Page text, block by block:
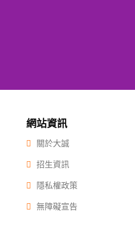
網站資訊
關於大誠
招生資訊
隱私權政策
無障礙宣告